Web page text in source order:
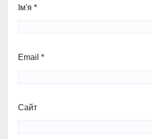
Ім'я *
Email *
Сайт